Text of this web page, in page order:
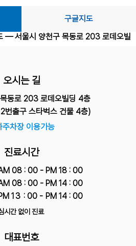
사실을 알려주시면 더욱 안전하게
행하고 있습니다. 각 분야 공식
검사하며, 검사 후 즉시 결과
진행됩니다.
구글지도
오시는 길
동로 203 로데오빌딩 4층
번출구 스타벅스 건물 4층)
주차장 이용가능
진료시간
08 : 00 - PM 18 : 00
08 : 00 - PM 14 : 00
13 : 00 - PM 14 : 00
시간 없이 진료
대표번호